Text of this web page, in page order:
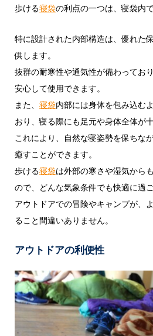
歩ける寝袋の利点の一つは、寝袋内
特に設計された内部構造は、優れた
供します。
抜群の耐寒性や通気性が備わってお
安心して使用できます。
また、 寝袋内部には身体を包み込む
おり、寝る際にも足元や身体全体が
これにより、自然な寝姿勢を保ちな
癒すことができます。
歩ける寝袋は外部の寒さや湿気から
ので、どんな気象条件でも快適に過
アウトドアでの冒険やキャンプが、
ること間違いありません。
アウトドアの利便性